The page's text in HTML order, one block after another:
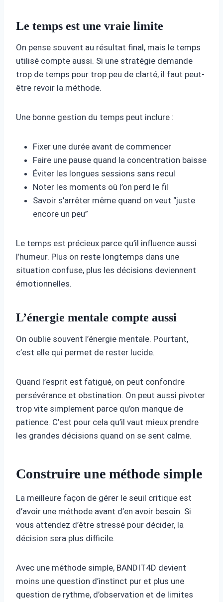
Le temps est une vraie limite
On pense souvent au résultat final, mais le temps
utilisé compte aussi. Si une stratégie demande
trop de temps pour trop peu de clarté, il faut peut-
être revoir la méthode.
Une bonne gestion du temps peut inclure :
Fixer une durée avant de commencer
Faire une pause quand la concentration baisse
Éviter les longues sessions sans recul
Noter les moments où l’on perd le fil
Savoir s’arrêter même quand on veut “juste
encore un peu”
Le temps est précieux parce qu’il influence aussi
l’humeur. Plus on reste longtemps dans une
situation confuse, plus les décisions deviennent
émotionnelles.
L’énergie mentale compte aussi
On oublie souvent l’énergie mentale. Pourtant,
c’est elle qui permet de rester lucide.
Quand l’esprit est fatigué, on peut confondre
persévérance et obstination. On peut aussi pivoter
trop vite simplement parce qu’on manque de
patience. C’est pour cela qu’il vaut mieux prendre
les grandes décisions quand on se sent calme.
Construire une méthode simple
La meilleure façon de gérer le seuil critique est
d’avoir une méthode avant d’en avoir besoin. Si
vous attendez d’être stressé pour décider, la
décision sera plus difficile.
Avec une méthode simple, BANDIT4D devient
moins une question d’instinct pur et plus une
question de rythme, d’observation et de limites